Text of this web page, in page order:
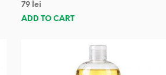
79 lei
ADD TO CART